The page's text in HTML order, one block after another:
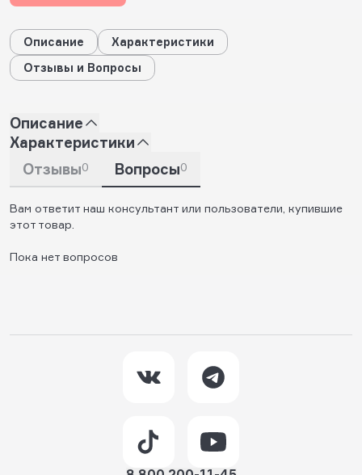
Описание
Характеристики
Отзывы и Вопросы
Описание
Характеристики
Отзывы0 Вопросы0
Вам ответит наш консультант или пользователи, купившие
этот товар.
Пока нет вопросов